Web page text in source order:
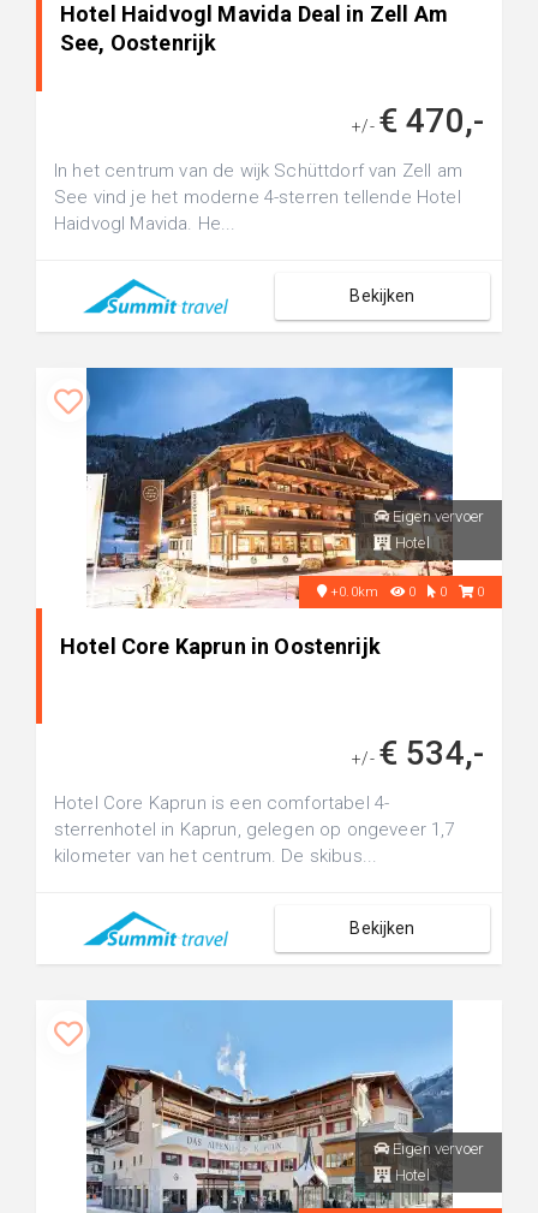
Hotel Haidvogl Mavida Deal in Zell Am
See, Oostenrijk
+/- € 470,-
In het centrum van de wijk Schüttdorf van Zell am
See vind je het moderne 4-sterren tellende Hotel
Haidvogl Mavida. He...
Bekijken
Eigen vervoer
Hotel
+0.0km 0 0 0
Hotel Core Kaprun in Oostenrijk
+/- € 534,-
Hotel Core Kaprun is een comfortabel 4-
sterrenhotel in Kaprun, gelegen op ongeveer 1,7
kilometer van het centrum. De skibus...
Bekijken
Eigen vervoer
Hotel